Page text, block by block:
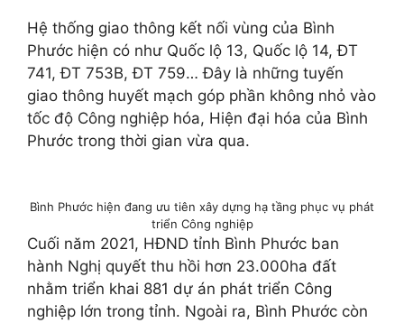
Hệ thống giao thông kết nối vùng của Bình
Phước hiện có như Quốc lộ 13, Quốc lộ 14, ĐT
741, ĐT 753B, ĐT 759… Đây là những tuyến
giao thông huyết mạch góp phần không nhỏ vào
tốc độ Công nghiệp hóa, Hiện đại hóa của Bình
Phước trong thời gian vừa qua.
Bình Phước hiện đang ưu tiên xây dựng hạ tầng phục vụ phát
triển Công nghiệp
Cuối năm 2021, HĐND tỉnh Bình Phước ban
hành Nghị quyết thu hồi hơn 23.000ha đất
nhằm triển khai 881 dự án phát triển Công
nghiệp lớn trong tỉnh. Ngoài ra, Bình Phước còn